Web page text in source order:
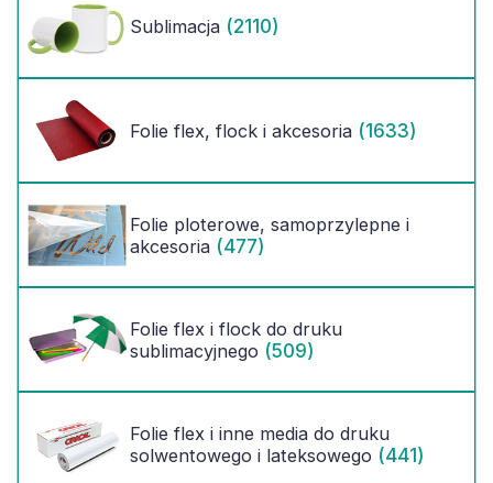
Sublimacja (2110)
Folie flex, flock i akcesoria (1633)
Folie ploterowe, samoprzylepne i
akcesoria (477)
Folie flex i flock do druku
sublimacyjnego (509)
Folie flex i inne media do druku
solwentowego i lateksowego (441)